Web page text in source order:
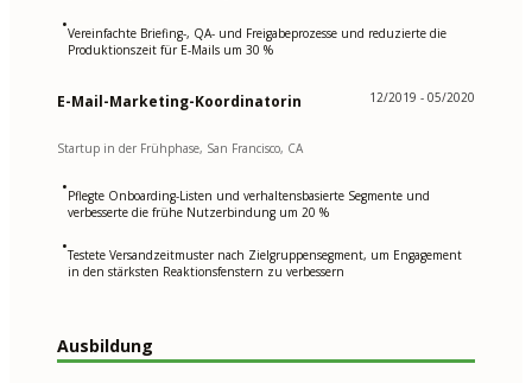
•Vereinfachte Briefing-, QA- und Freigabeprozesse und reduzierte die
Produktionszeit für E-Mails um 30 %
E-Mail-Marketing-Koordinatorin 12/2019 - 05/2020
Startup in der Frühphase, San Francisco, CA
•Pflegte Onboarding-Listen und verhaltensbasierte Segmente und
verbesserte die frühe Nutzerbindung um 20 %
•Testete Versandzeitmuster nach Zielgruppensegment, um Engagement
in den stärksten Reaktionsfenstern zu verbessern
Ausbildung